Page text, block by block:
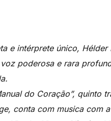
e intérprete único,
voz poderosa e rara
do Coração”, quinto
conta com musica com